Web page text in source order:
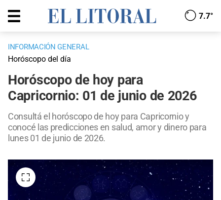
7.7°
INFORMACIÓN GENERAL
Horóscopo del día
Horóscopo de hoy para
Capricornio: 01 de junio de 2026
Consultá el horóscopo de hoy para Capricornio y
conocé las predicciones en salud, amor y dinero para
lunes 01 de junio de 2026.